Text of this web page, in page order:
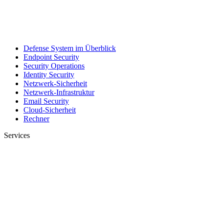
Defense System im Überblick
Endpoint Security
Security Operations
Identity Security
Netzwerk-Sicherheit
Netzwerk-Infrastruktur
Email Security
Cloud-Sicherheit
Rechner
Services